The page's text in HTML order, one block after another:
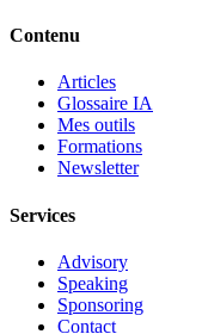
Contenu
Articles
Glossaire IA
Mes outils
Formations
Newsletter
Services
Advisory
Speaking
Sponsoring
Contact